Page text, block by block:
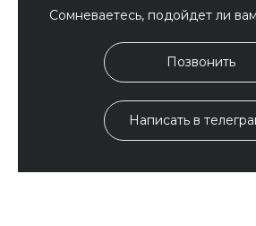
Сомневаетесь, подойдет ли
Позвонить
Написать в